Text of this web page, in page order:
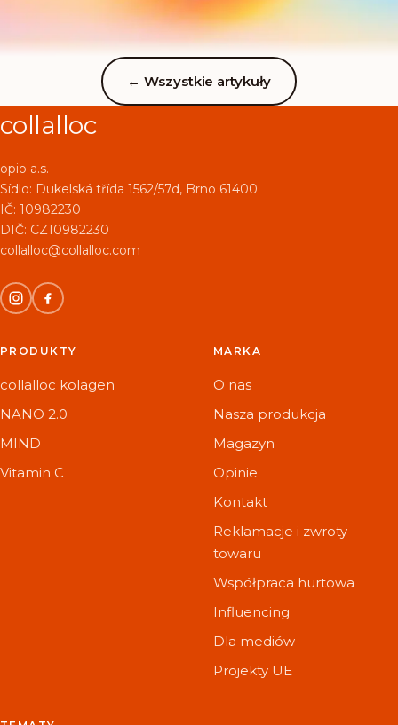
←Wszystkie artykuły
collalloc
opio a.s.
Sídlo: Dukelská třída 1562/57d, Brno 61400
IČ: 10982230
DIČ: CZ10982230
collalloc@collalloc.com
PRODUKTY
collalloc kolagen
NANO 2.0
MIND
Vitamin C
MARKA
O nas
Nasza produkcja
Magazyn
Opinie
Kontakt
Reklamacje i zwroty
towaru
Współpraca hurtowa
Influencing
Dla mediów
Projekty UE